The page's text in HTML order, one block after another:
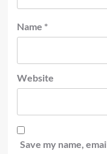
Name *
Website
Save my name,